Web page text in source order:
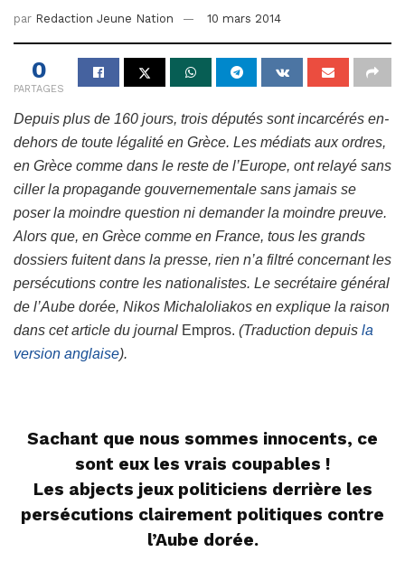
par Redaction Jeune Nation 10 mars 2014
0
PARTAGES
Depuis plus de 160 jours, trois députés sont incarcérés en-
dehors de toute légalité en Grèce. Les médiats aux ordres,
en Grèce comme dans le reste de l’Europe, ont relayé sans
ciller la propagande gouvernementale sans jamais se
poser la moindre question ni demander la moindre preuve.
Alors que, en Grèce comme en France, tous les grands
dossiers fuitent dans la presse, rien n’a filtré concernant les
persécutions contre les nationalistes. Le secrétaire général
de l’Aube dorée, Nikos Michaloliakos en explique la raison
dans cet article du journal Empros. (Traduction depuis la
version anglaise).
Sachant que nous sommes innocents, ce
sont eux les vrais coupables !
Les abjects jeux politiciens derrière les
persécutions clairement politiques contre
l’Aube dorée.